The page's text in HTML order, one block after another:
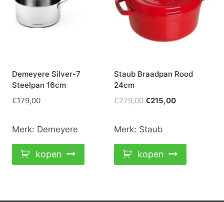
Demeyere Silver-7
Steelpan 16cm
€179,00
Merk: Demeyere
kopen
Staub Braadpan Rood
24cm
€279,00 Oorspronkelijke
was:
€215,00Huidige
Merk: Staub
kopen